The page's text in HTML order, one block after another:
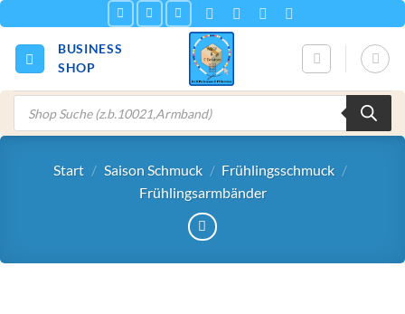
Inhalt
springen
BUSINESS
SHOP
Products
search
Start / Saison Schmuck / Frühlingsschmuck /
Frühlingsarmbänder